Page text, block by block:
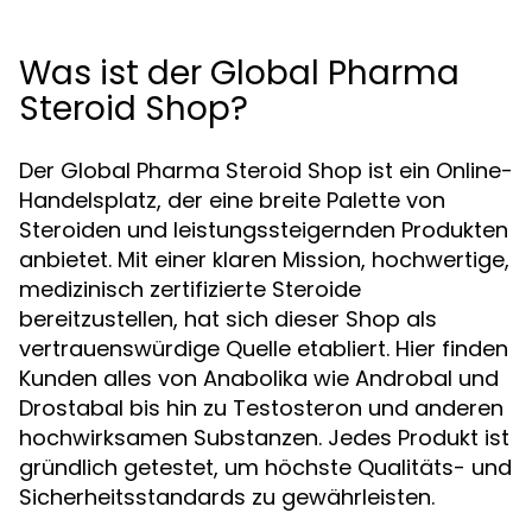
Was ist der Global Pharma
Steroid Shop?
Der Global Pharma Steroid Shop ist ein Online-
Handelsplatz, der eine breite Palette von
Steroiden und leistungssteigernden Produkten
anbietet. Mit einer klaren Mission, hochwertige,
medizinisch zertifizierte Steroide
bereitzustellen, hat sich dieser Shop als
vertrauenswürdige Quelle etabliert. Hier finden
Kunden alles von Anabolika wie Androbal und
Drostabal bis hin zu Testosteron und anderen
hochwirksamen Substanzen. Jedes Produkt ist
gründlich getestet, um höchste Qualitäts- und
Sicherheitsstandards zu gewährleisten.